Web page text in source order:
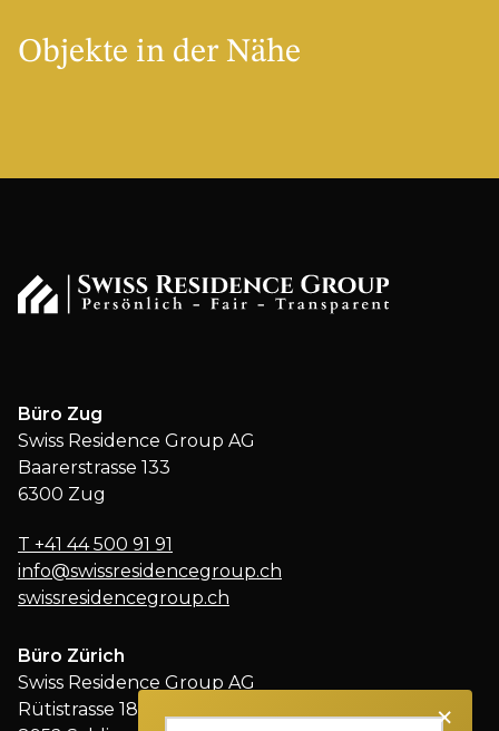
×
Objekte in der Nähe
Büro Zug
Swiss Residence Group AG
Baarerstrasse 133
6300 Zug
T +41 44 500 91 91
info@swissresidencegroup.ch
swissresidencegroup.ch
Büro Zürich
Swiss Residence Group AG
Rütistrasse 18